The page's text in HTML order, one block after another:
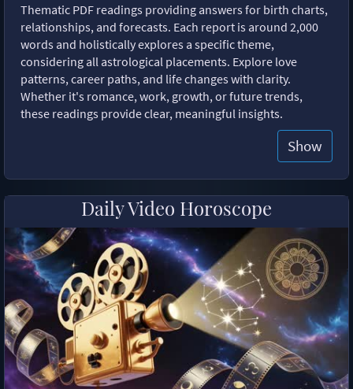
Thematic PDF readings providing answers for birth charts,
relationships, and forecasts. Each report is around 2,000
words and holistically explores a specific theme,
considering all astrological placements. Explore love
patterns, career paths, and life changes with clarity.
Whether it's romance, work, growth, or future trends,
these readings provide clear, meaningful insights.
Show
Daily Video Horoscope